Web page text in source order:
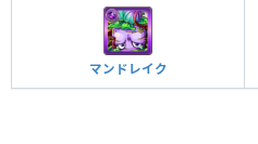
マンドレイク